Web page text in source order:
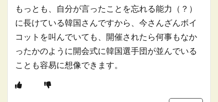
もっとも、自分が言ったことを忘れる能力（？）
に長けている韓国さんですから、今さんざんボイ
コットを叫んでいても、開催されたら何事もなか
ったかのように開会式に韓国選手団が並んでいる
ことも容易に想像できます。